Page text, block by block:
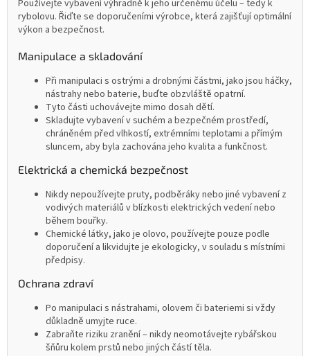
Používejte vybavení výhradně k jeho určenému účelu – tedy k
rybolovu. Řiďte se doporučeními výrobce, která zajišťují optimální
výkon a bezpečnost.
Manipulace a skladování
Při manipulaci s ostrými a drobnými částmi, jako jsou háčky,
nástrahy nebo baterie, buďte obzvláště opatrní.
Tyto části uchovávejte mimo dosah dětí.
Skladujte vybavení v suchém a bezpečném prostředí,
chráněném před vlhkostí, extrémními teplotami a přímým
sluncem, aby byla zachována jeho kvalita a funkčnost.
Elektrická a chemická bezpečnost
Nikdy nepoužívejte pruty, podběráky nebo jiné vybavení z
vodivých materiálů v blízkosti elektrických vedení nebo
během bouřky.
Chemické látky, jako je olovo, používejte pouze podle
doporučení a likvidujte je ekologicky, v souladu s místními
předpisy.
Ochrana zdraví
Po manipulaci s nástrahami, olovem či bateriemi si vždy
důkladně umyjte ruce.
Zabraňte riziku zranění – nikdy neomotávejte rybářskou
šňůru kolem prstů nebo jiných částí těla.